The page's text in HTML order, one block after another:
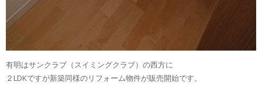
有明はサンクラブ（スイミングクラブ）の西方に
２LDKですが新築同様のリフォーム物件が販売開始です。